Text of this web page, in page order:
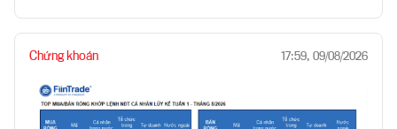
Chứng khoán 17:59, 09/08/2026